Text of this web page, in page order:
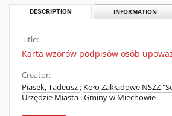
DESCRIPTION INFORMATION
Title:
Karta wzorów podpisów osób
Creator:
Piasek, Tadeusz; Koło Zakładowe NSZZ
Urzędzie Miasta i Gminy w Miechowie